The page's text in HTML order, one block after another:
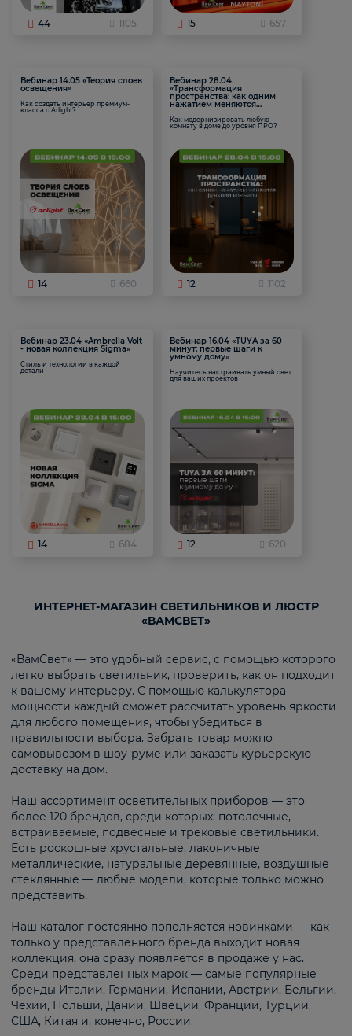
44 1105 15 657
Вебинар 14.05 «Теория слоев
освещения»
Как создать интерьер премиум-
класса с Arlight?
14 660
Вебинар 28.04
«Трансформация
пространства: как одним
нажатием меняются
Как модернизировать любую
комнату в доме до уровня ПРО?
12 1102
Вебинар 23.04 «Ambrella Volt
- новая коллекция Sigma»
Стиль и технологии в каждой
детали
14 684
Вебинар 16.04 «TUYA за 60
минут: первые шаги к
умному дому»
Научитесь настраивать умный свет
для ваших проектов
12 620
ИНТЕРНЕТ-МАГАЗИН СВЕТИЛЬНИКОВ И ЛЮСТР
«ВАМСВЕТ»
«ВамСвет» — это удобный сервис, с помощью которого
легко выбрать светильник, проверить, как он подходит
к вашему интерьеру. С помощью калькулятора
мощности каждый сможет рассчитать уровень яркости
для любого помещения, чтобы убедиться в
правильности выбора. Забрать товар можно
самовывозом в шоу-руме или заказать курьерскую
доставку на дом.
Наш ассортимент осветительных приборов — это
более 120 брендов, среди которых: потолочные,
встраиваемые, подвесные и трековые светильники.
Есть роскошные хрустальные, лаконичные
металлические, натуральные деревянные, воздушные
стеклянные — любые модели, которые только можно
представить.
Наш каталог постоянно пополняется новинками — как
только у представленного бренда выходит новая
коллекция, она сразу появляется в продаже у нас.
Среди представленных марок — самые популярные
бренды Италии, Германии, Испании, Австрии, Бельгии,
Чехии, Польши, Дании, Швеции, Франции, Турции,
США, Китая и, конечно, России.